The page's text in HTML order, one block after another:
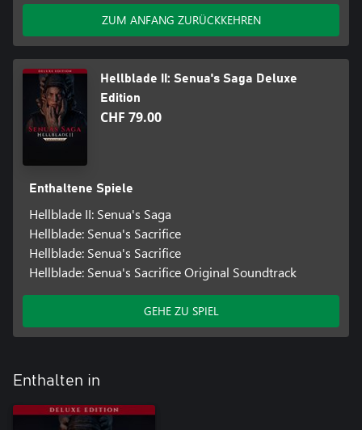
ZUM ANFANG ZURÜCKKEHREN
Hellblade II: Senua's Saga Deluxe
Edition
CHF 79.00
Enthaltene Spiele
Hellblade II: Senua's Saga
Hellblade: Senua's Sacrifice
Hellblade: Senua's Sacrifice
Hellblade: Senua's Sacrifice Original Soundtrack
GEHE ZU SPIEL
Enthalten in